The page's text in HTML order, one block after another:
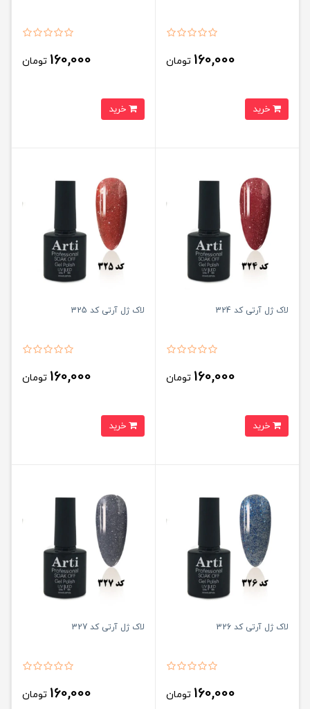
160,000 تومان 160,000 تومان
لاک ژل آرتی کد 324
160,000 تومان
لاک ژل آرتی کد 325
160,000 تومان
لاک ژل آرتی کد 326
160,000 تومان
لاک ژل آرتی کد 327
160,000 تومان